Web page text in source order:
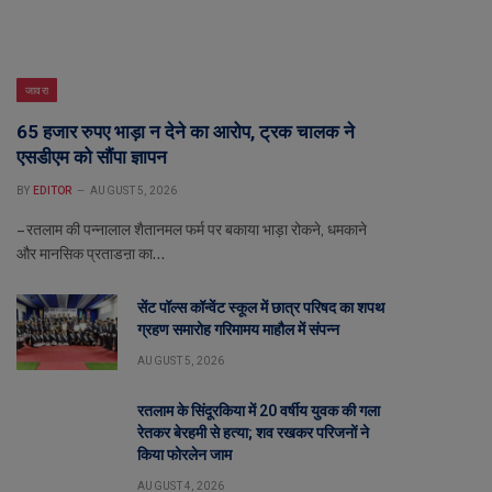
जावरा
65 हजार रुपए भाड़ा न देने का आरोप, ट्रक चालक ने
एसडीएम को सौंपा ज्ञापन
BY EDITOR AUGUST 5, 2026
– रतलाम की पन्नालाल शैतानमल फर्म पर बकाया भाड़ा रोकने, धमकाने
और मानसिक प्रताडऩा का…
सेंट पॉल्स कॉन्वेंट स्कूल में छात्र परिषद का शपथ
ग्रहण समारोह गरिमामय माहौल में संपन्न
AUGUST 5, 2026
रतलाम के सिंदूरकिया में 20 वर्षीय युवक की गला
रेतकर बेरहमी से हत्या; शव रखकर परिजनों ने
किया फोरलेन जाम
AUGUST 4, 2026